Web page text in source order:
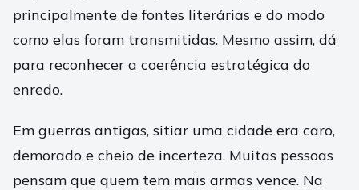
principalmente de fontes literárias e do modo
como elas foram transmitidas. Mesmo assim, dá
para reconhecer a coerência estratégica do
enredo.
Em guerras antigas, sitiar uma cidade era caro,
demorado e cheio de incerteza. Muitas pessoas
pensam que quem tem mais armas vence. Na